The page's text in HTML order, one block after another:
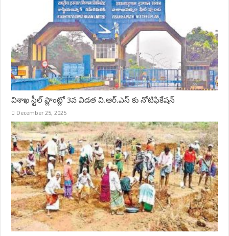
విశాఖ స్టీల్ ప్లాంట్లో 3వ విడత వి.ఆర్.ఎస్ కు నోటిఫికేషన్
December 25, 2025